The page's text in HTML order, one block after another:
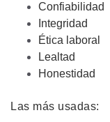
Confiabilidad
Integridad
Ética laboral
Lealtad
Honestidad
Las más usadas: